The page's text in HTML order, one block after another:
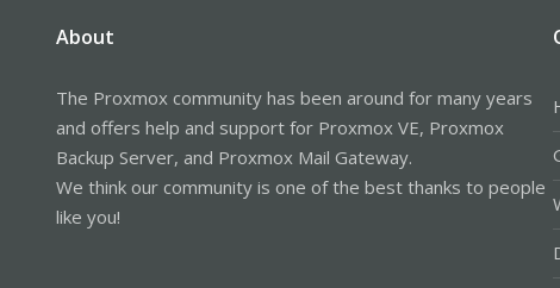
About
The Proxmox community has been around for many years
and offers help and support for Proxmox VE, Proxmox
Backup Server, and Proxmox Mail Gateway.
We think our community is one of the best thanks to people
like you!